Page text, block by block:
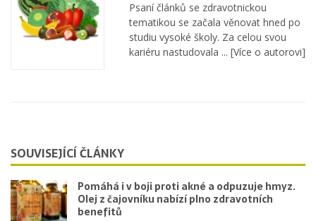
Psaní článků se zdravotnickou
tematikou se začala věnovat hned po
studiu vysoké školy. Za celou svou
kariéru nastudovala ... [Více o autorovi]
SOUVISEJÍCÍ ČLÁNKY
Pomáhá i v boji proti akné a odpuzuje hmyz.
Olej z čajovníku nabízí plno zdravotních
benefitů